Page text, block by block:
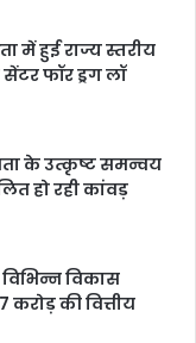
में हुई राज्य स्तरीय
फॉर ड्रग लॉ
के उत्कृष्ट समन्वय
हो रही कांवड़
विकास
की वित्तीय